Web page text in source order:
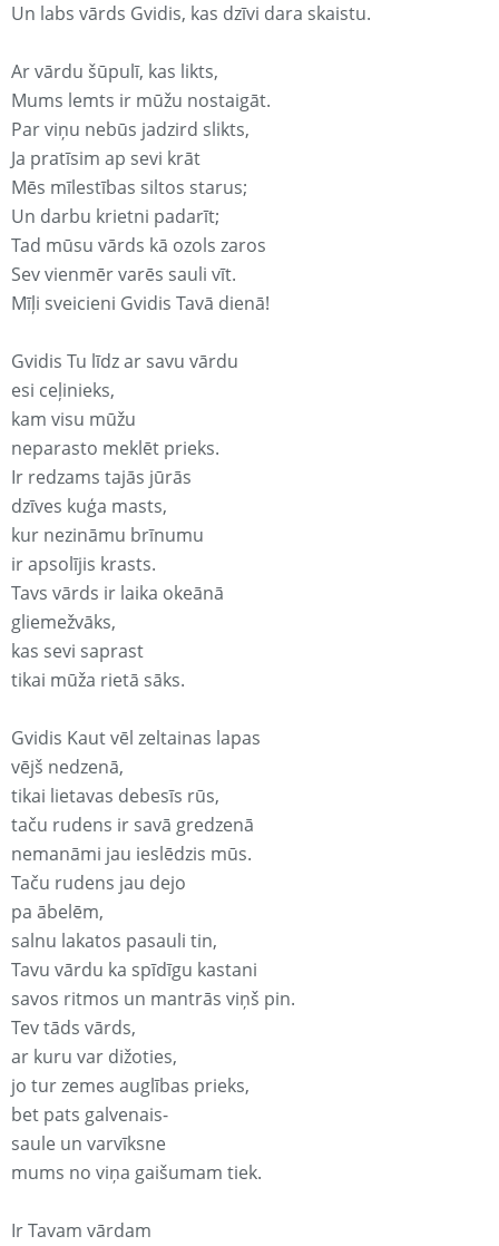
Un labs vārds Gvidis, kas dzīvi dara skaistu.
Ar vārdu šūpulī, kas likts,
Mums lemts ir mūžu nostaigāt.
Par viņu nebūs jadzird slikts,
Ja pratīsim ap sevi krāt
Mēs mīlestības siltos starus;
Un darbu krietni padarīt;
Tad mūsu vārds kā ozols zaros
Sev vienmēr varēs sauli vīt.
Mīļi sveicieni Gvidis Tavā dienā!
Gvidis Tu līdz ar savu vārdu
esi ceļinieks,
kam visu mūžu
neparasto meklēt prieks.
Ir redzams tajās jūrās
dzīves kuģa masts,
kur nezināmu brīnumu
ir apsolījis krasts.
Tavs vārds ir laika okeānā
gliemežvāks,
kas sevi saprast
tikai mūža rietā sāks.
Gvidis Kaut vēl zeltainas lapas
vējš nedzenā,
tikai lietavas debesīs rūs,
taču rudens ir savā gredzenā
nemanāmi jau ieslēdzis mūs.
Taču rudens jau dejo
pa ābelēm,
salnu lakatos pasauli tin,
Tavu vārdu ka spīdīgu kastani
savos ritmos un mantrās viņš pin.
Tev tāds vārds,
ar kuru var dižoties,
jo tur zemes auglības prieks,
bet pats galvenais-
saule un varvīksne
mums no viņa gaišumam tiek.
Ir Tavam vārdam